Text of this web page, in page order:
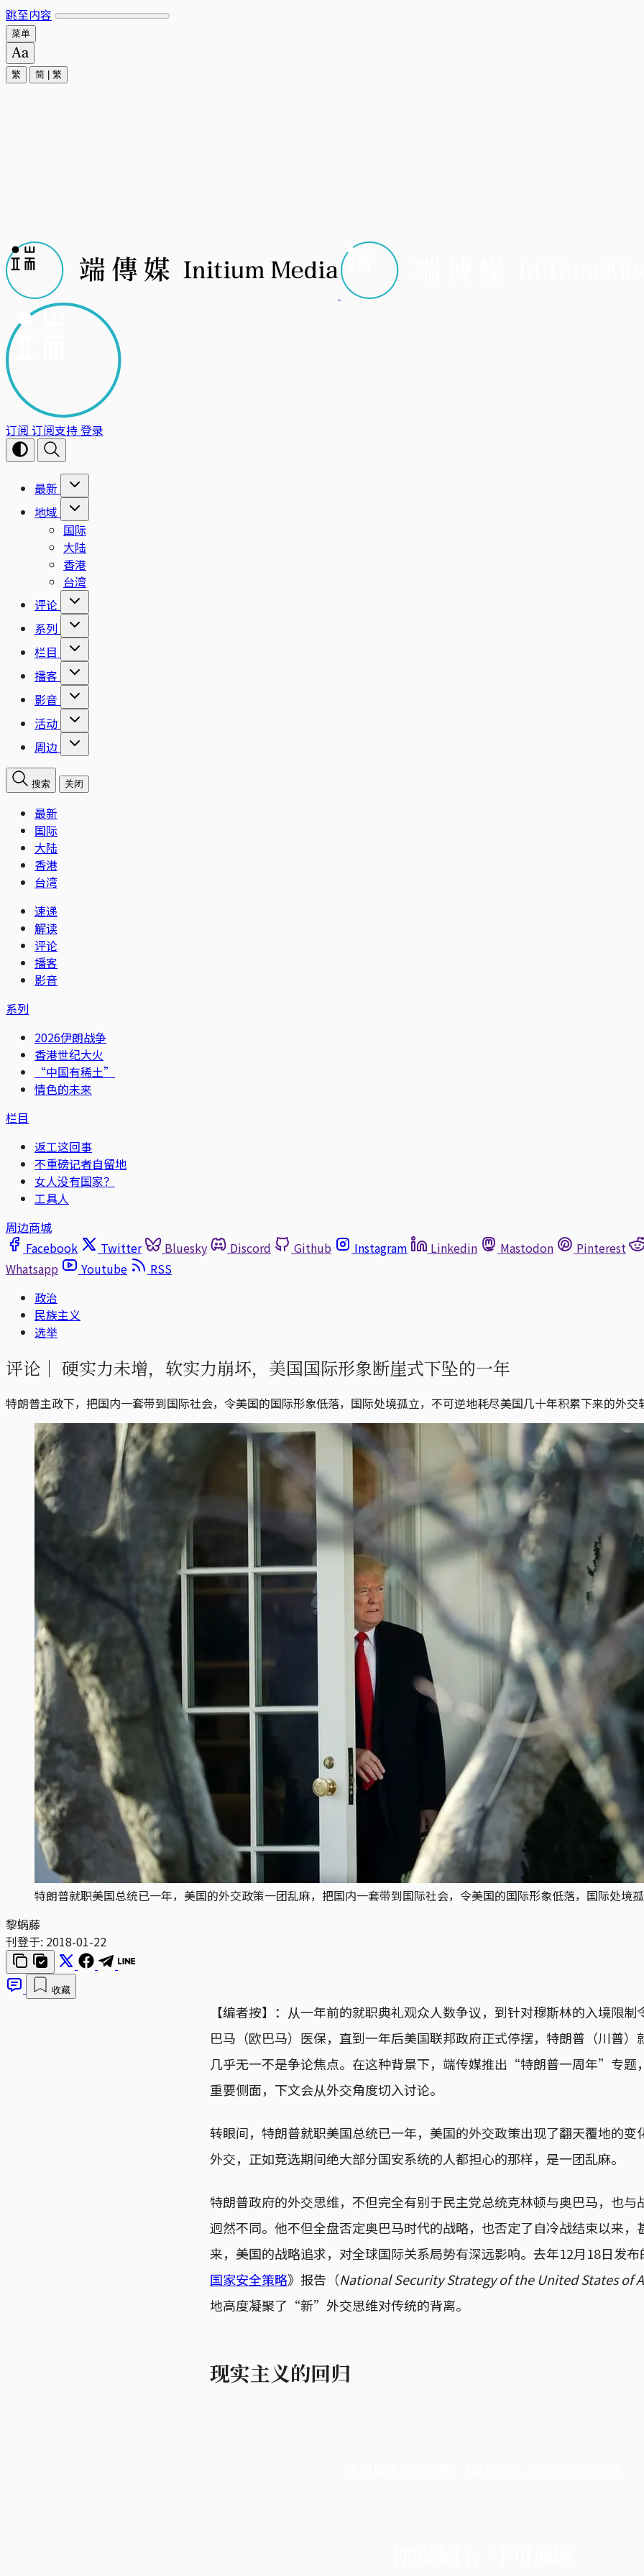
跳至内容
菜单
繁 简 繁
订阅 订阅支持登录
最新
地域
国际
大陆
香港
台湾
评论
系列
栏目
播客
影音
活动
周边
搜索 关闭
最新
国际
大陆
香港
台湾
速递
解读
评论
播客
影音
系列
2026伊朗战争
香港世纪大火
“中国有稀土”
情色的未来
栏目
返工这回事
不重磅记者自留地
女人没有国家？
工具人
周边商城
Facebook
Twitter Bluesky Discord Github Instagram Linkedin Mastodon
Pinterest
Whatsapp
Youtube
RSS
政治
民族主义
选举
评论｜ 硬实力未增，软实力崩坏，美国国际形象断崖式下坠的一年
特朗普主政下，把国内一套带到国际社会，令美国的国际形象低落，国际处境孤立，不可逆地耗尽美国几十年积累下来的外
特朗普就职美国总统已一年，美国的外交政策一团乱麻，把国内一套带到国际社会，令美国的国际形象低落，国际处境
黎蜗藤
刊登于: 2018-01-22
收藏
【编者按】：从一年前的就职典礼观众人数争议，到针对穆斯林的入境限
巴马（欧巴马）医保，直到一年后美国联邦政府正式停摆，特朗普（川普）
几乎无一不是争论焦点。在这种背景下，端传媒推出“特朗普一周年”专题
重要侧面，下文会从外交角度切入讨论。
转眼间，特朗普就职美国总统已一年，美国的外交政策出现了翻天覆地的变
外交，正如竞选期间绝大部分国安系统的人都担心的那样，是一团乱麻。
特朗普政府的外交思维，不但完全有别于民主党总统克林顿与奥巴马，也与
迥然不同。他不但全盘否定奥巴马时代的战略，也否定了自冷战结束以来，
来，美国的战略追求，对全球国际关系局势有深远影响。去年12月18日发
国家安全策略》报告（National Security Strategy of the United States of
地高度凝聚了“新”外交思维对传统的背离。
现实主义的回归